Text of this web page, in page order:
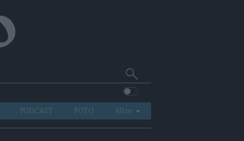
Cerca
su
Trentino
PODCAST FOTO
Altre
VIDEO